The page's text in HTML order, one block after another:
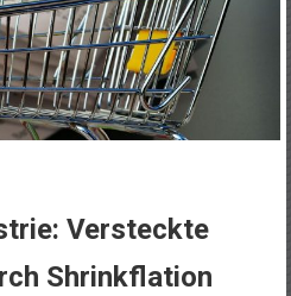
Versteckte
Shrinkflation